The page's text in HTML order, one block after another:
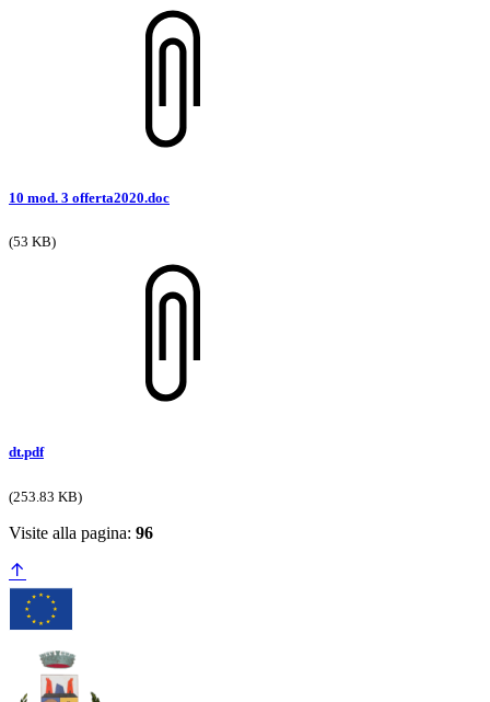
10 mod. 3 offerta2020.doc
(53 KB)
dt.pdf
(253.83 KB)
Visite alla pagina: 96